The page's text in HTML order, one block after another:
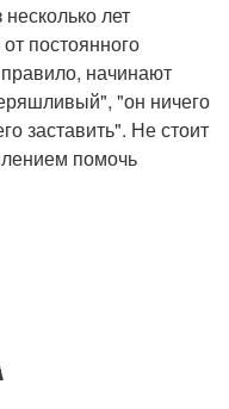
лет
постоянного
начинают
"он ничего
заставить". Не стоит
помочь